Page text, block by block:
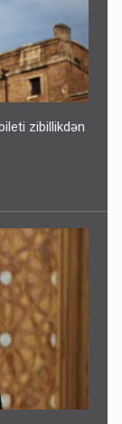
zibillikdən